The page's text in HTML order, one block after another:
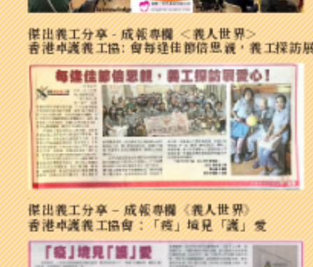
傑出義工分享 - 成報專欄 ＜義人世界＞
香港卓護義工協: 會每逢佳節倍思親，義工探訪
傑出義工分享 – 成報專欄《義人世界》
香港卓護義工協會：「疫」境見「護」愛